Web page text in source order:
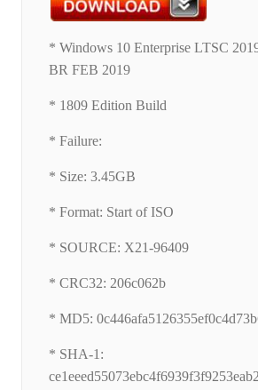
* Windows 10 Enterprise LTSC
BR FEB 2019
* 1809 Edition Build
* Failure:
* Size: 3.45GB
* Format: Start of ISO
* SOURCE: X21-96409
* CRC32: 206c062b
* MD5:
* SHA-1: